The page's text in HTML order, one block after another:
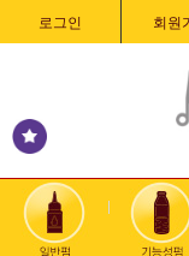
로그인 회원